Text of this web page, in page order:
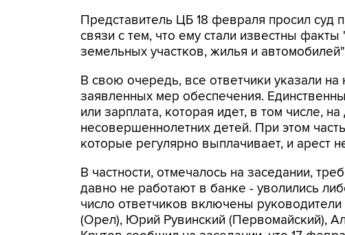
Представитель ЦБ 18 февраля просил суд
связи с тем, что ему стали известны
земельных участков, жилья и
В свою очередь, все ответчики указали
заявленных мер обеспечения.
или зарплата, которая идет, в том числе,
несовершеннолетних детей. При этом
которые регулярно выплачивает, и арест
В частности, отмечалось на заседании,
давно не работают в банке - уволились
число ответчиков включены
(Орел), Юрий Рувинский (Первомайский),